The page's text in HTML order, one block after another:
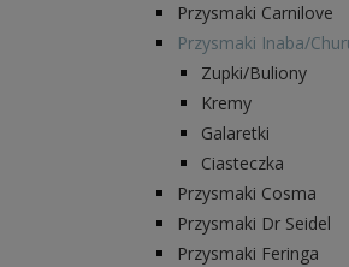
Przysmaki Carnilove
Przysmaki Inaba/
Zupki/Buliony
Kremy
Galaretki
Ciasteczka
Przysmaki Cosma
Przysmaki Dr Seidel
Przysmaki Feringa